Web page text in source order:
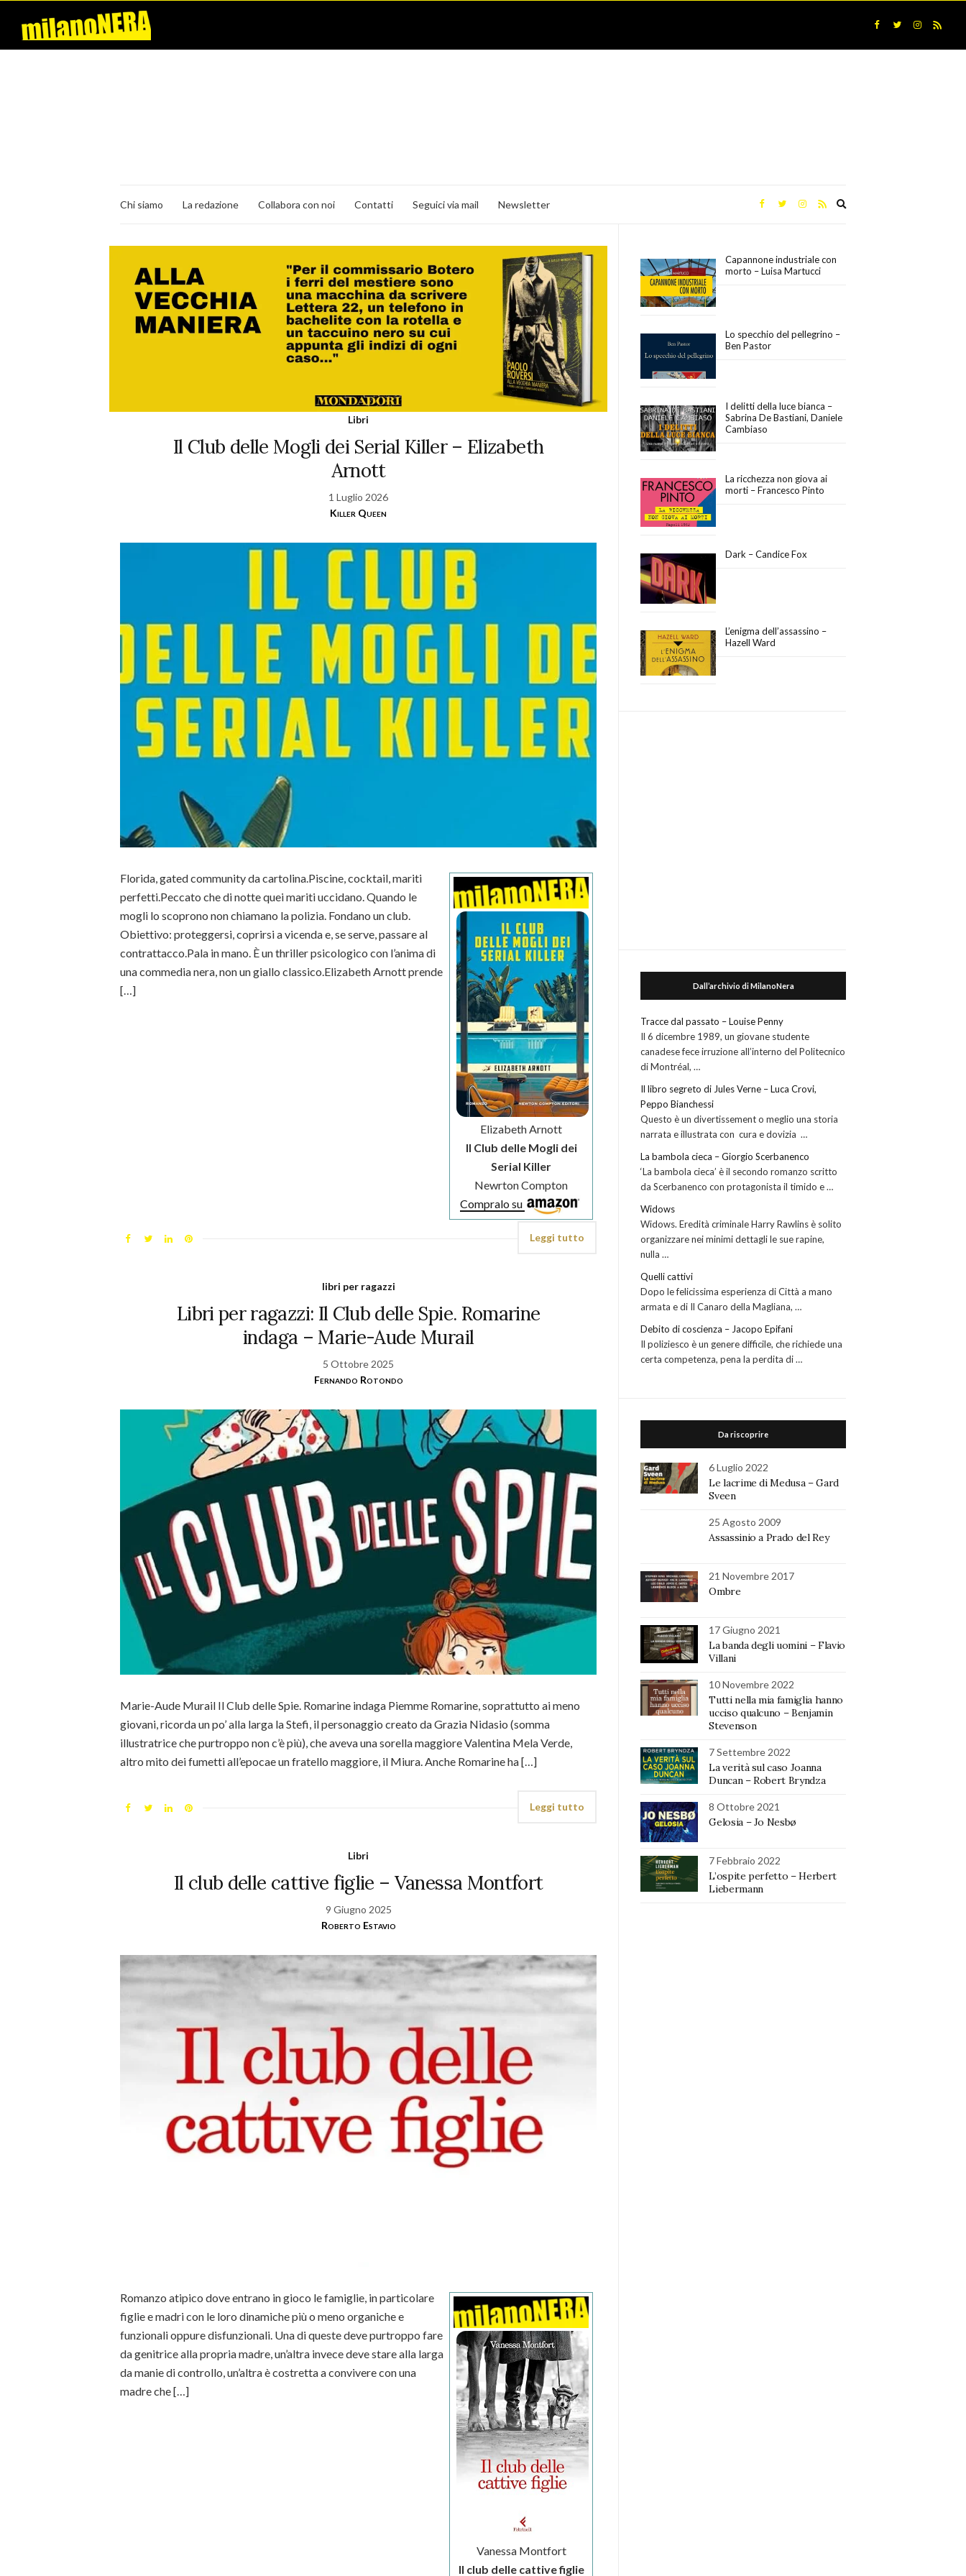
Chi siamo La redazione Collabora con noi Contatti Seguici via mail Newsletter
Libri
Il Club delle Mogli dei Serial Killer – Elizabeth
Arnott
1 Luglio 2026
Killer Queen
Elizabeth Arnott
Il Club delle Mogli dei
Serial Killer
Newrton Compton
Compralo su
Florida, gated community da cartolina.Piscine, cocktail, mariti
perfetti.Peccato che di notte quei mariti uccidano. Quando le
mogli lo scoprono non chiamano la polizia. Fondano un club.
Obiettivo: proteggersi, coprirsi a vicenda e, se serve, passare al
contrattacco.Pala in mano. È un thriller psicologico con l’anima di
una commedia nera, non un giallo classico.Elizabeth Arnott prende
[…]
Leggi tutto
libri per ragazzi
Libri per ragazzi: Il Club delle Spie. Romarine
indaga – Marie-Aude Murail
5 Ottobre 2025
Fernando Rotondo
Marie-Aude Murail Il Club delle Spie. Romarine indaga Piemme Romarine, soprattutto ai meno
giovani, ricorda un po’ alla larga la Stefi, il personaggio creato da Grazia Nidasio (somma
illustratrice che purtroppo non c’è più), che aveva una sorella maggiore Valentina Mela Verde,
altro mito dei fumetti all’epocae un fratello maggiore, il Miura. Anche Romarine ha […]
Leggi tutto
Libri
Il club delle cattive figlie – Vanessa Montfort
9 Giugno 2025
Roberto Estavio
Vanessa Montfort
Il club delle cattive figlie
Romanzo atipico dove entrano in gioco le famiglie, in particolare
figlie e madri con le loro dinamiche più o meno organiche e
funzionali oppure disfunzionali. Una di queste deve purtroppo fare
da genitrice alla propria madre, un’altra invece deve stare alla larga
da manie di controllo, un’altra è costretta a convivere con una
madre che […]
Capannone industriale con
morto – Luisa Martucci
Lo specchio del pellegrino –
Ben Pastor
I delitti della luce bianca –
Sabrina De Bastiani, Daniele
Cambiaso
La ricchezza non giova ai
morti – Francesco Pinto
Dark – Candice Fox
L’enigma dell’assassino –
Hazell Ward
Dall’archivio di MilanoNera
Tracce dal passato – Louise Penny
Il 6 dicembre 1989, un giovane studente
canadese fece irruzione all’interno del Politecnico
di Montréal, …
Il libro segreto di Jules Verne – Luca Crovi,
Peppo Bianchessi
Questo è un divertissement o meglio una storia
narrata e illustrata con cura e dovizia …
La bambola cieca – Giorgio Scerbanenco
‘La bambola cieca’ è il secondo romanzo scritto
da Scerbanenco con protagonista il timido e …
Widows
Widows. Eredità criminale Harry Rawlins è solito
organizzare nei minimi dettagli le sue rapine,
nulla …
Quelli cattivi
Dopo le felicissima esperienza di Città a mano
armata e di Il Canaro della Magliana, …
Debito di coscienza – Jacopo Epifani
Il poliziesco è un genere difficile, che richiede una
certa competenza, pena la perdita di …
Da riscoprire
6 Luglio 2022
Le lacrime di Medusa – Gard
Sveen
25 Agosto 2009
Assassinio a Prado del Rey
21 Novembre 2017
Ombre
17 Giugno 2021
La banda degli uomini – Flavio
Villani
10 Novembre 2022
Tutti nella mia famiglia hanno
ucciso qualcuno – Benjamin
Stevenson
7 Settembre 2022
La verità sul caso Joanna
Duncan – Robert Bryndza
8 Ottobre 2021
Gelosia – Jo Nesbø
7 Febbraio 2022
L’ospite perfetto – Herbert
Liebermann